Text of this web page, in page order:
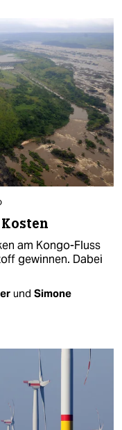
am Kongo-Fluss
gewinnen. Dabei
und Simone